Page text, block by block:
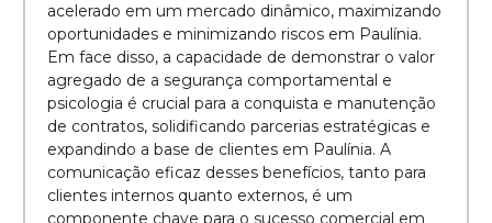
acelerado em um mercado dinâmico, maximizando
oportunidades e minimizando riscos em Paulínia.
Em face disso, a capacidade de demonstrar o valor
agregado de a segurança comportamental e
psicologia é crucial para a conquista e manutenção
de contratos, solidificando parcerias estratégicas e
expandindo a base de clientes em Paulínia. A
comunicação eficaz desses benefícios, tanto para
clientes internos quanto externos, é um
componente chave para o sucesso comercial em